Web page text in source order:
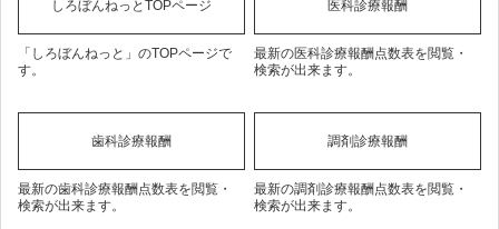
しろぼんねっとTOPページ
「しろぼんねっと」のTOPページで
す。
医科診療報酬
最新の医科診療報酬点数表を閲覧・
検索が出来ます。
歯科診療報酬
最新の歯科診療報酬点数表を閲覧・
検索が出来ます。
調剤診療報酬
最新の調剤診療報酬点数表を閲覧・
検索が出来ます。